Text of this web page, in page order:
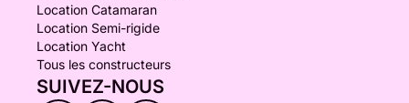
Location Catamaran
Location Semi-rigide
Location Yacht
Tous les constructeurs
SUIVEZ-NOUS